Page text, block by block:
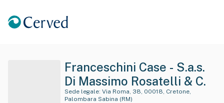
Franceschini Case - S.a.s.
Di Massimo Rosatelli & C.
Sede legale:
Palombara Sabina (RM)